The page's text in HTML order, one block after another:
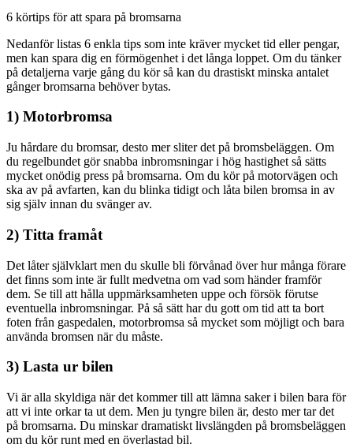
6 körtips för att spara på bromsarna
Nedanför listas 6 enkla tips som inte kräver mycket tid eller pengar,
men kan spara dig en förmögenhet i det långa loppet. Om du tänker
på detaljerna varje gång du kör så kan du drastiskt minska antalet
gånger bromsarna behöver bytas.
1) Motorbromsa
Ju hårdare du bromsar, desto mer sliter det på bromsbeläggen. Om
du regelbundet gör snabba inbromsningar i hög hastighet så sätts
mycket onödig press på bromsarna. Om du kör på motorvägen och
ska av på avfarten, kan du blinka tidigt och låta bilen bromsa in av
sig själv innan du svänger av.
2) Titta framåt
Det låter självklart men du skulle bli förvånad över hur många förare
det finns som inte är fullt medvetna om vad som händer framför
dem. Se till att hålla uppmärksamheten uppe och försök förutse
eventuella inbromsningar. På så sätt har du gott om tid att ta bort
foten från gaspedalen, motorbromsa så mycket som möjligt och bara
använda bromsen när du måste.
3) Lasta ur bilen
Vi är alla skyldiga när det kommer till att lämna saker i bilen bara för
att vi inte orkar ta ut dem. Men ju tyngre bilen är, desto mer tar det
på bromsarna. Du minskar dramatiskt livslängden på bromsbeläggen
om du kör runt med en överlastad bil.